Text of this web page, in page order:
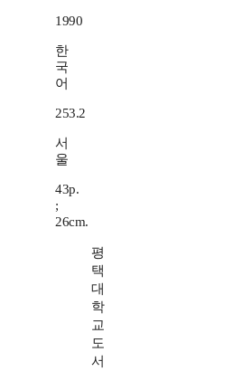
1990
한
국
어
253.2
서
울
43p.
;
26cm.
평
택
대
학
교
도
서